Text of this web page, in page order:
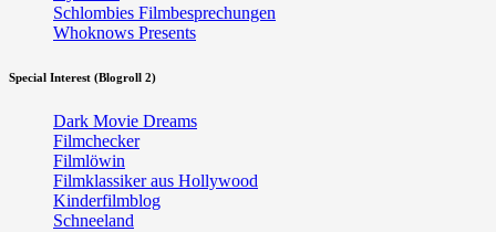
Schlombies Filmbesprechungen
Whoknows Presents
Special Interest (Blogroll 2)
Dark Movie Dreams
Filmchecker
Filmlöwin
Filmklassiker aus Hollywood
Kinderfilmblog
Schneeland